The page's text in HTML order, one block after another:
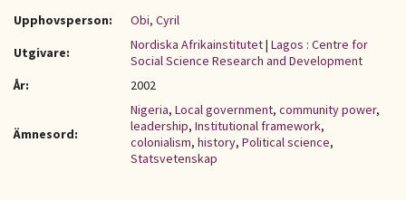
Upphovsperson:
Obi, Cyril
Utgivare:
Nordiska Afrikainstitutet| Lagos : Centre for
Social Science Research and Development
År:
2002
Ämnesord:
Nigeria, Local government, community power,
leadership, Institutional framework,
colonialism, history, Political science,
Statsvetenskap